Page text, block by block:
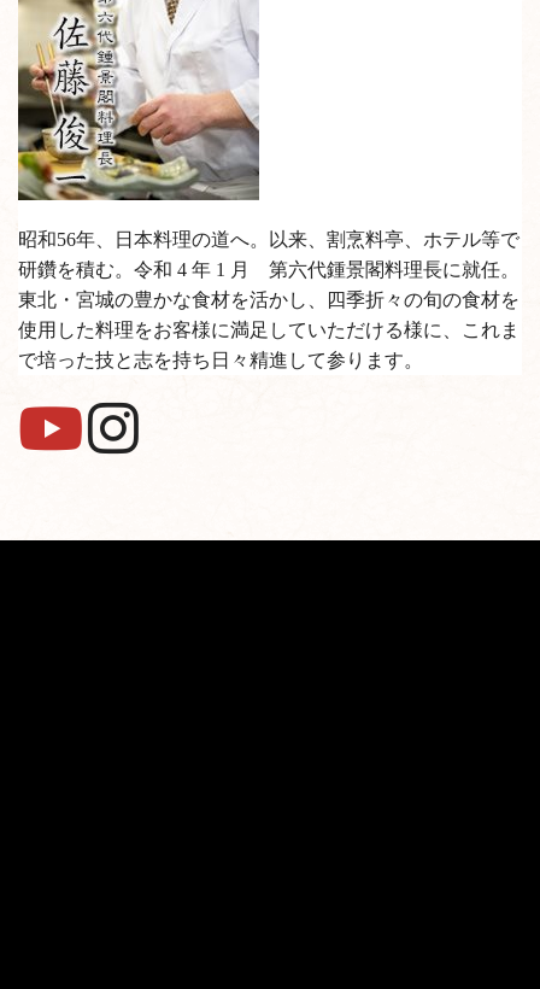
昭和56年、日本料理の道へ。以来、割烹料亭、ホテル等で
研鑽を積む。令和 4 年 1 月 第六代鍾景閣料理長に就任。
東北・宮城の豊かな食材を活かし、四季折々の旬の食材を
使用した料理をお客様に満足していただける様に、これま
で培った技と志を持ち日々精進して参ります。